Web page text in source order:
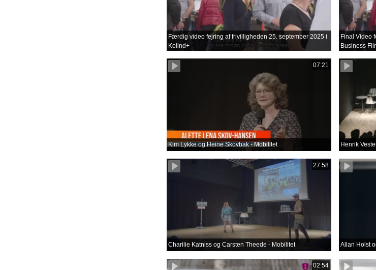
Færdig video fejring af frivilligheden 25. september 2025 i
Kolind+
Final Video
Business
07:21
Kim Lykke og Heine Skovbak - Mobilitet Henrik
27:58
Charilie Katniss og Carsten Theede - Mobilitet Allan Holst
02:54